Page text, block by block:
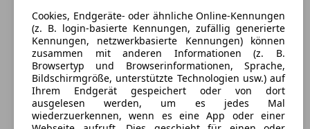
Cookies, Endgeräte- oder ähnliche Online-Kennungen
(z. B. login-basierte Kennungen, zufällig generierte
Kennungen, netzwerkbasierte Kennungen) können
zusammen mit anderen Informationen (z. B.
Browsertyp und Browserinformationen, Sprache,
Bildschirmgröße, unterstützte Technologien usw.) auf
Ihrem Endgerät gespeichert oder von dort
ausgelesen werden, um es jedes Mal
wiederzuerkennen, wenn es eine App oder einer